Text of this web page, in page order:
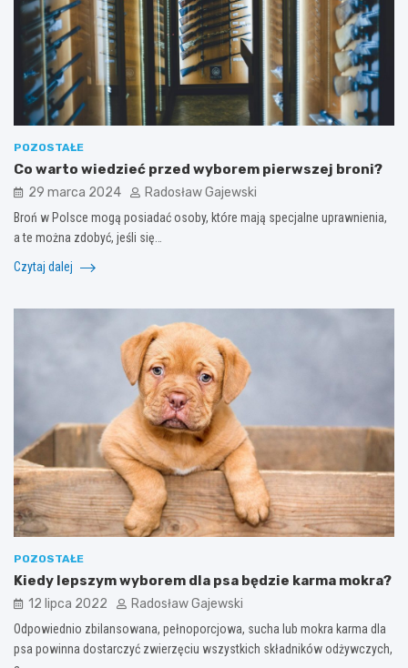
POZOSTAŁE
Co warto wiedzieć przed wyborem pierwszej broni?
29 marca 2024 Radosław Gajewski
Broń w Polsce mogą posiadać osoby, które mają specjalne uprawnienia,
a te można zdobyć, jeśli się…
Czytaj dalej
POZOSTAŁE
Kiedy lepszym wyborem dla psa będzie karma mokra?
12 lipca 2022 Radosław Gajewski
Odpowiednio zbilansowana, pełnoporcjowa, sucha lub mokra karma dla
psa powinna dostarczyć zwierzęciu wszystkich składników odżywczych,